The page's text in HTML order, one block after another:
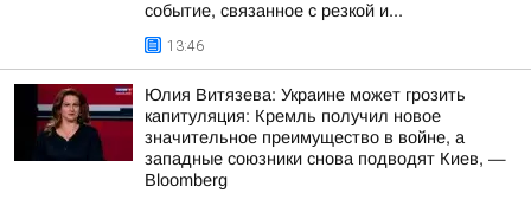
событие, связанное с резкой и...
13:46
Юлия Витязева: Украине может грозить
капитуляция: Кремль получил новое
значительное преимущество в войне, а
западные союзники снова подводят Киев, —
Bloomberg